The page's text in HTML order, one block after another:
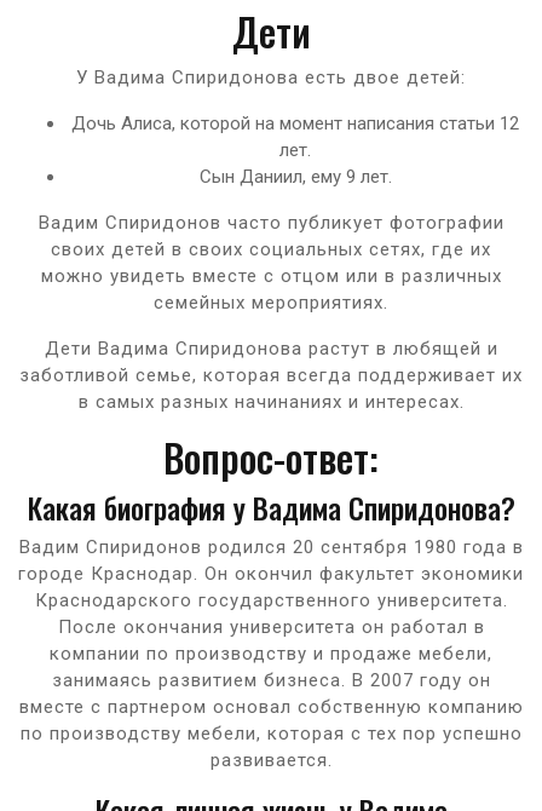
Дети
У Вадима Спиридонова есть двое детей:
Дочь Алиса, которой на момент написания статьи 12
лет.
Сын Даниил, ему 9 лет.
Вадим Спиридонов часто публикует фотографии
своих детей в своих социальных сетях, где их
можно увидеть вместе с отцом или в различных
семейных мероприятиях.
Дети Вадима Спиридонова растут в любящей и
заботливой семье, которая всегда поддерживает их
в самых разных начинаниях и интересах.
Вопрос-ответ:
Какая биография у Вадима Спиридонова?
Вадим Спиридонов родился 20 сентября 1980 года в
городе Краснодар. Он окончил факультет экономики
Краснодарского государственного университета.
После окончания университета он работал в
компании по производству и продаже мебели,
занимаясь развитием бизнеса. В 2007 году он
вместе с партнером основал собственную компанию
по производству мебели, которая с тех пор успешно
развивается.